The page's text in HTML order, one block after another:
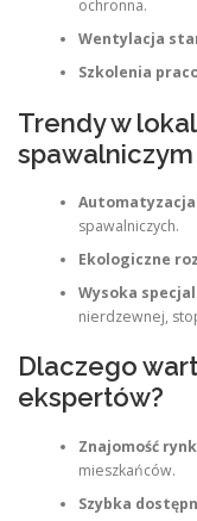
ochronna.
Wentylacja
Szkolenia
Trendy w
spawalniczym
spawalniczych.
Ekologiczne
Wysoka
nierdzewnej,
Dlaczego
ekspertów?
Znajomość
mieszkańców.
Szybka